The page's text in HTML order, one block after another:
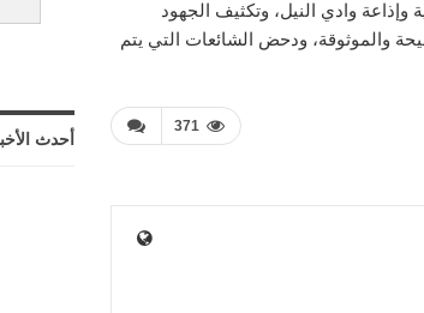
وإذاعة وادي النيل، وتكثيف الجهود
والموثوقة، ودحض الشائعات التي يتم
371
أحدث